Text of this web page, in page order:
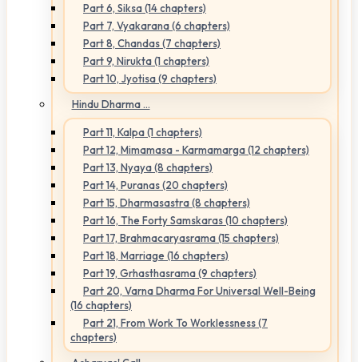
Part 6, Siksa (14 chapters)
Part 7, Vyakarana (6 chapters)
Part 8, Chandas (7 chapters)
Part 9, Nirukta (1 chapters)
Part 10, Jyotisa (9 chapters)
Hindu Dharma ...
Part 11, Kalpa (1 chapters)
Part 12, Mimamasa - Karmamarga (12 chapters)
Part 13, Nyaya (8 chapters)
Part 14, Puranas (20 chapters)
Part 15, Dharmasastra (8 chapters)
Part 16, The Forty Samskaras (10 chapters)
Part 17, Brahmacaryasrama (15 chapters)
Part 18, Marriage (16 chapters)
Part 19, Grhasthasrama (9 chapters)
Part 20, Varna Dharma For Universal Well-Being
(16 chapters)
Part 21, From Work To Worklessness (7
chapters)